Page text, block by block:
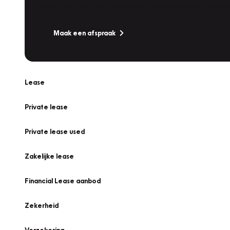
Maak een afspraak
Lease
Private lease
Private lease used
Zakelijke lease
Financial Lease aanbod
Zekerheid